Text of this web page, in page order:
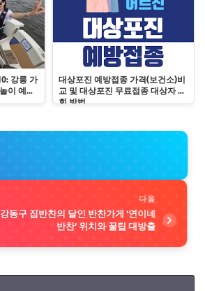
강릉 가
이 예약
대상포진 예방접종 가격(보건소)비
교 및 대상포진 무료접종 대상자 조
회 방법
다음
동구 집반찬의 달인 반찬가게 '연이네
반찬' 위치와 꿀팁 대방출